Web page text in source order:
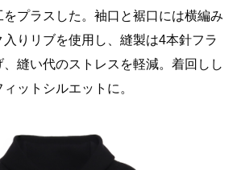
プラスした。袖口と裾口には横編み
りリブを使用し、縫製は4本針フラ
縫い代のストレスを軽減。着回しし
ットシルエットに。